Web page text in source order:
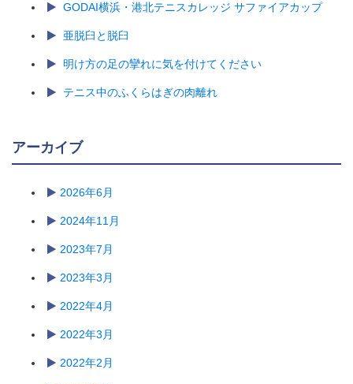
GODAI横浜・港北テニスカレッジ サファイアカップ
亜脱臼と脱臼
明け方の足の攣れに気を付けてください
テニス中のふくらはぎの肉離れ
アーカイブ
2026年6月
2024年11月
2023年7月
2023年3月
2022年4月
2022年3月
2022年2月